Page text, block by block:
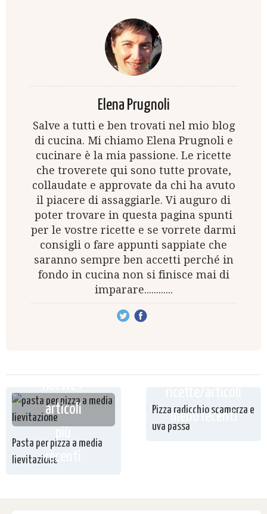
Elena Prugnoli
Salve a tutti e ben trovati nel mio blog
di cucina. Mi chiamo Elena Prugnoli e
cucinare è la mia passione. Le ricette
che troverete qui sono tutte provate,
collaudate e approvate da chi ha avuto
il piacere di assaggiarle. Vi auguro di
poter trovare in questa pagina spunti
per le vostre ricette e se vorrete darmi
consigli o fare appunti sappiate che
saranno sempre ben accetti perché in
fondo in cucina non si finisce mai di
imparare............
articoli
recenti
Pasta per pizza a media
lievitazione
meno recenti
Pizza radicchio scamorza e
uva passa